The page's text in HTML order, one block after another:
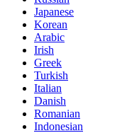
Japanese
Korean
Arabic
Irish
Greek
Turkish
Italian
Danish
Romanian
Indonesian